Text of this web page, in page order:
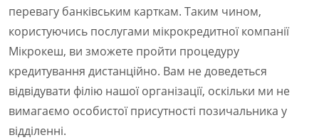
перевагу банківським карткам. Таким чином,
користуючись послугами мікрокредитної компанії
Мікрокеш, ви зможете пройти процедуру
кредитування дистанційно. Вам не доведеться
відвідувати філію нашої організації, оскільки ми не
вимагаємо особистої присутності позичальника у
відділенні.